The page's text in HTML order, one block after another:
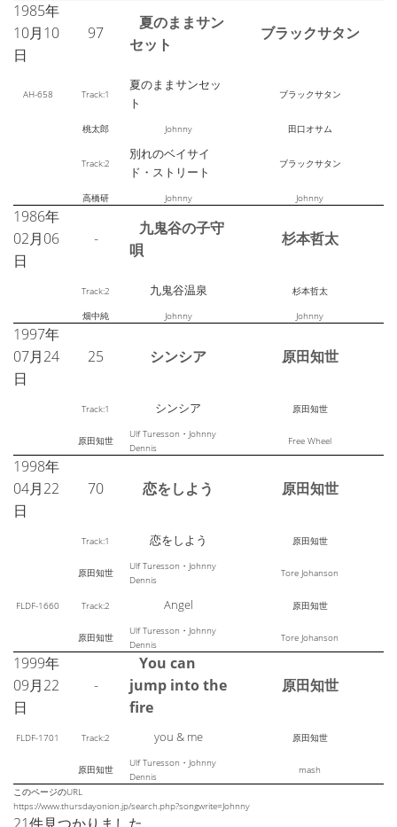
1985年
10月10
日
97
夏のままサン
セット
ブラックサタン
AH-658 Track:1
夏のままサンセッ
ト
ブラックサタン
桃太郎 Johnny 田口オサム
Track:2
別れのベイサイ
ド・ストリート
ブラックサタン
高橋研 Johnny Johnny
1986年
02月06
日
-
九鬼谷の子守
唄
杉本哲太
Track:2 九鬼谷温泉 杉本哲太
畑中純 Johnny Johnny
1997年
07月24
日
25 シンシア 原田知世
Track:1 シンシア 原田知世
原田知世
Ulf Turesson・Johnny
Dennis
Free Wheel
1998年
04月22
日
70 恋をしよう 原田知世
Track:1 恋をしよう 原田知世
原田知世
Ulf Turesson・Johnny
Dennis
Tore Johanson
FLDF-1660 Track:2 Angel 原田知世
原田知世
Ulf Turesson・Johnny
Dennis
Tore Johanson
1999年
09月22
日
-
You can
jump into the
fire
原田知世
FLDF-1701 Track:2 you & me 原田知世
原田知世
Ulf Turesson・Johnny
Dennis
mash
このページのURL
https://www.thursdayonion.jp/search.php?songwrite=Johnny